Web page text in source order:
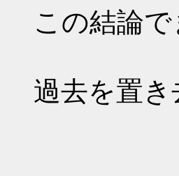
この結論
過去を置